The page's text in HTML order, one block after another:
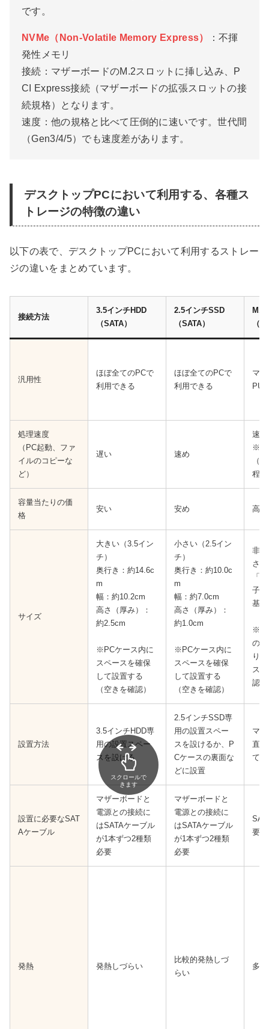
です。
NVMe（Non-Volatile Memory Express）
：不揮
発性メモリ
接続：マザーボードのM.2スロットに挿し込み、P
CI Express接続（マザーボードの拡張スロットの接
続規格）となります。
速度：他の規格と比べて圧倒的に速いです。世代間
（Gen3/4/5）でも速度差があります。
デスクトップPCにおいて利用する、各種ス
トレージの特徴の違い
以下の表で、デスクトップPCにおいて利用するストレー
ジの違いをまとめています。
接続方法
3.5インチHDD
（SATA）
2.5インチSSD
（SATA）
M.2
（
汎用性
ほぼ全てのPCで
利用できる
ほぼ全てのPCで
利用できる
マ
PU
処理速度
（PC起動、ファ
イルのコピーな
ど）
遅い 速め
速め
（
程度
容量当たりの価
格
安い 安め 高め
サイズ
大きい（3.5イン
チ）
奥行き：約14.6c
m
幅：約10.2cm
高さ（厚み）：
約2.5cm
※PCケース内に
スペースを確保
して設置する
（空きを確認）
小さい（2.5イン
チ）
奥行き：約10.0c
m
幅：約7.0cm
高さ（厚み）：
約1.0cm
※PCケース内に
スペースを確保
して設置する
（空きを確認）
非
さい
「
子
基
※マ
の
り
ス
認）
設置方法
3.5インチHDD専
用の設置スペー
スを設ける
2.5インチSSD専
用の設置スペー
スを設けるか、P
Cケースの裏面な
どに設置
マ
直
て
設置に必要なSAT
Aケーブル
マザーボードと
電源との接続に
はSATAケーブル
が1本ずつ2種類
必要
マザーボードと
電源との接続に
はSATAケーブル
が1本ずつ2種類
必要
要
発熱 発熱しづらい
比較的発熱しづ
らい
多
スクロールで
きます